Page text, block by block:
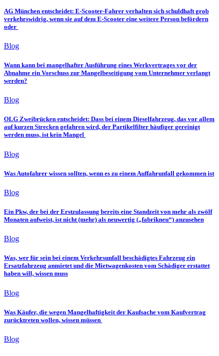
AG München entscheidet: E-Scooter-Fahrer verhalten sich schuldhaft grob
verkehrswidrig, wenn sie auf dem E-Scooter eine weitere Person befördern
oder
Blog
Wann kann bei mangelhafter Ausführung eines Werkvertrages vor der
Abnahme ein Vorschuss zur Mangelbeseitigung vom Unternehmer verlangt
werden?
Blog
OLG Zweibrücken entscheidet: Dass bei einem Dieselfahrzeug, das vor allem
auf kurzen Strecken gefahren wird, der Partikelfilter häufiger gereinigt
werden muss, ist kein Mangel
Blog
Was Autofahrer wissen sollten, wenn es zu einem Auffahrunfall gekommen ist
Blog
Ein Pkw, der bei der Erstzulassung bereits eine Standzeit von mehr als zwölf
Monaten aufweist, ist nicht (mehr) als neuwertig („fabrikneu“) anzusehen
Blog
Was, wer für sein bei einem Verkehrsunfall beschädigtes Fahrzeug ein
Ersatzfahrzeug anmietet und die Mietwagenkosten vom Schädiger erstattet
haben will, wissen muss
Blog
Was Käufer, die wegen Mangelhaftigkeit der Kaufsache vom Kaufvertrag
zurücktreten wollen, wissen müssen
Blog